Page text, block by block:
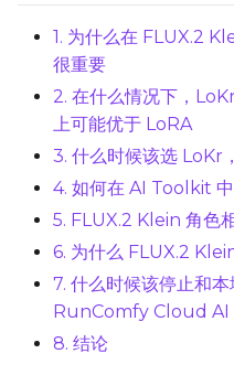
1. 为什么在 FLUX.2
很重要
2. 在什么情况下，
上可能优于 LoRA
3. 什么时候该选 LoKr
4. 如何在 AI Toolkit
5. FLUX.2 Klein 角色
6. 为什么 FLUX.2
7. 什么时候该停止和
RunComfy Cloud
8. 结论